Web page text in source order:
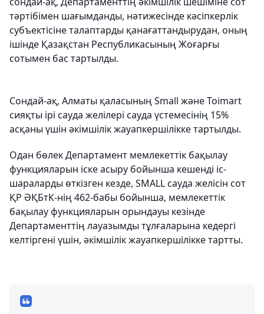
тәртібімен шағымданды, нәтижесінде кәсіпкерлік
субъектісіне талаптарды қанағаттандырудан, оның
ішінде Қазақстан Республикасының Жоғарғы
сотымен бас тартылды.
Сондай-ақ, Алматы қаласының Small және Toimart
сияқты ірі сауда желілері сауда үстемесінің 15%
асқаны үшін әкімшілік жауапкершілікке тартылды.
Одан бөлек Департамент мемлекеттік бақылау
функцияларын іске асыру бойынша кешенді іс-
шараларды өткізген кезде, SMALL сауда желісін сот
ҚР ӘҚБтК-нің 462-бабы бойынша, мемлекеттік
бақылау функцияларын орындауы кезінде
Департаменттің лауазымды тұлғаларына кедергі
келтіргені үшін, әкімшілік жауапкершілікке тартты.